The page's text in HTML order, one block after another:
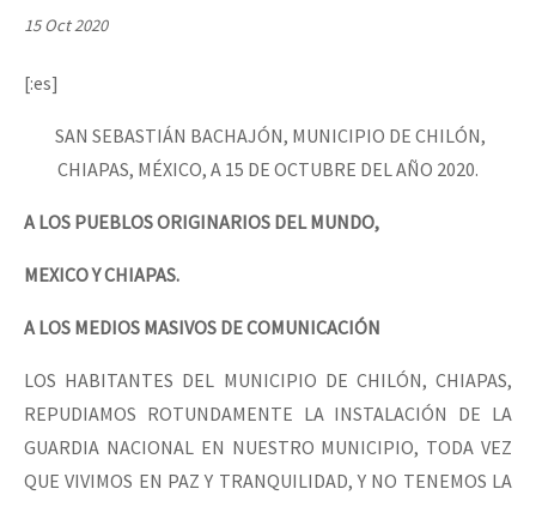
Latinoamérica
La Sexta
Migración
Presos
Mujeres
Niñxs
ETIQUETAS
Dia 3 do Encontro “Guerra contra a Humanidade”
Dia 2 do Encontro “Guerra contra a Humanidad”
[CDMX – 20 julio] Jornadas globales por la libertad de Jesús
“Sonhando a Terra do Bem Virá” se publica no Estado Espanhol
15 Oct 2020
[:es]
SAN SEBASTIÁN BACHAJÓN, MUNICIPIO DE CHILÓN,
CHIAPAS, MÉXICO, A 15 DE OCTUBRE DEL AÑO 2020.
A LOS PUEBLOS ORIGINARIOS DEL MUNDO,
MEXICO Y CHIAPAS.
A LOS MEDIOS MASIVOS DE COMUNICACIÓN
LOS HABITANTES DEL MUNICIPIO DE CHILÓN, CHIAPAS,
REPUDIAMOS ROTUNDAMENTE LA INSTALACIÓN DE LA
GUARDIA NACIONAL EN NUESTRO MUNICIPIO, TODA VEZ
QUE VIVIMOS EN PAZ Y TRANQUILIDAD, Y NO TENEMOS LA